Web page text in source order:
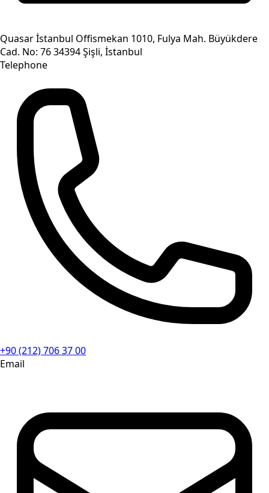
Quasar İstanbul Offismekan 1010, Fulya Mah. Büyükdere
Cad. No: 76 34394 Şişli, İstanbul
Telephone
+90 (212) 706 37 00
Email